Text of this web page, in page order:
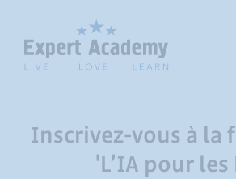
Inscrivez-vous à la
'L’IA pour les